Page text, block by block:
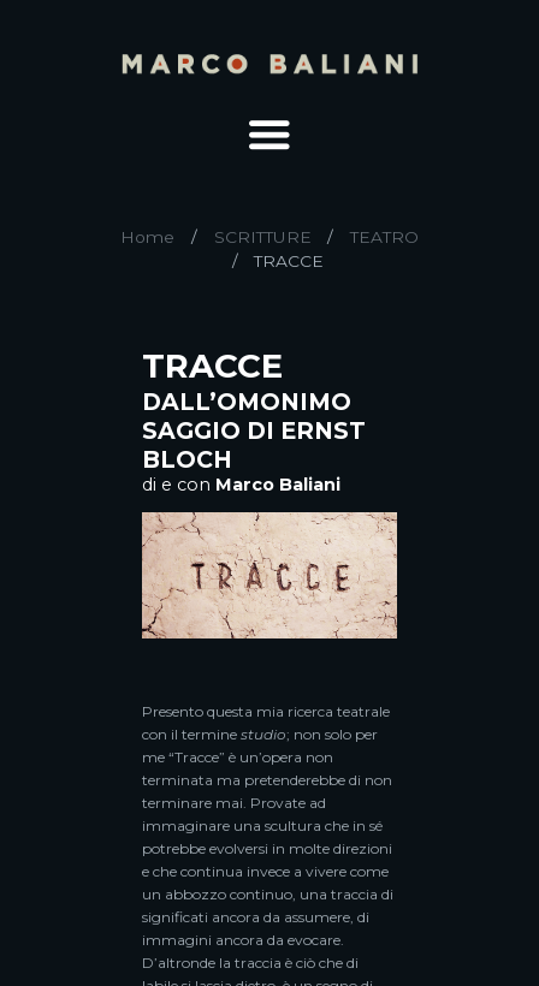
Home SCRITTURE
TEATRO
TRACCE
TRACCE
DALL’OMONIMO
SAGGIO DI ERNST
BLOCH
di e con Marco Baliani
Presento questa mia ricerca teatrale
con il terminestudio; non solo per
me “Tracce” è un’opera non
terminata ma pretenderebbe di non
terminare mai. Provate ad
immaginare una scultura che in sé
potrebbe evolversi in molte direzioni
e che continua invece a vivere come
un abbozzo continuo, una traccia di
significati ancora da assumere, di
immagini ancora da evocare.
D’altronde la traccia è ciò che di